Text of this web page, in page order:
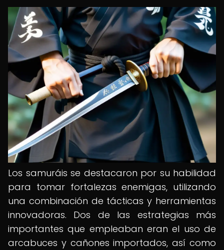
Los samuráis se destacaron por su habilidad
para tomar fortalezas enemigas, utilizando
una combinación de tácticas y herramientas
innovadoras. Dos de las estrategias más
importantes que empleaban eran el uso de
arcabuces y cañones importados, así como